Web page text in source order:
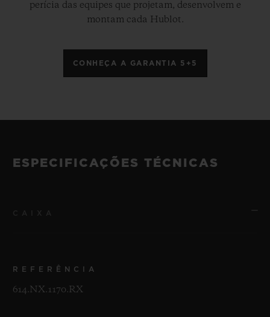
perícia das equipes que projetam, desenvolvem e
montam cada Hublot.
CONHEÇA A GARANTIA 5+5
ESPECIFICAÇÕES TÉCNICAS
REFERÊNCIA
614.NX.1170.RX